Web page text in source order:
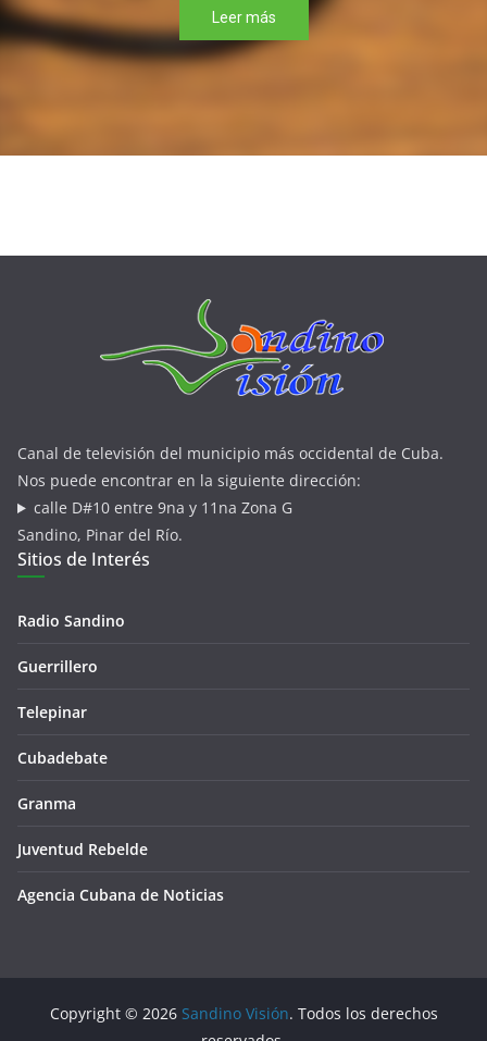
Leer más
Canal de televisión del municipio más occidental de Cuba.
Nos puede encontrar en la siguiente dirección:
calle D#10 entre 9na y 11na Zona G
Sandino, Pinar del Río.
Sitios de Interés
Radio Sandino
Guerrillero
Telepinar
Cubadebate
Granma
Juventud Rebelde
Agencia Cubana de Noticias
Copyright © 2026 Sandino Visión. Todos los derechos